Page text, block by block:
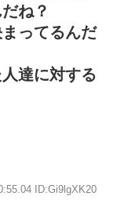
ね？
ってるんだ
達に対する
ID:Gi9lgXK20